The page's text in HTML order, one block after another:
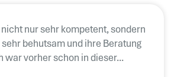
nicht nur sehr kompetent, sondern
behutsam und ihre Beratung
war vorher schon in dieser...